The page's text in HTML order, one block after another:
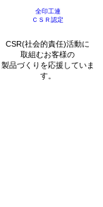
全印工連
ＣＳＲ認定
CSR(社会的責任)活動に
取組むお客様の
製品づくりを応援していま
す。